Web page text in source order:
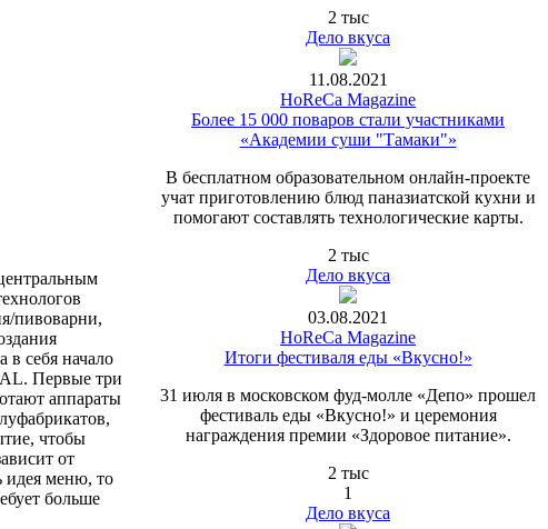
пивоварни,
в себя начало
Первые три
аппараты
чтобы
от
идея меню, то
больше
2 тыс
Дело вкуса
11.08.2021
HoReCa Magazine
Более 15 000 поваров стали участниками
«Академии суши "Тамаки"»
В бесплатном образовательном онлайн-проекте
учат приготовлению блюд паназиатской кухни и
помогают составлять технологические карты.
2 тыс
Дело вкуса
03.08.2021
HoReCa Magazine
Итоги фестиваля еды «Вкусно!»
31 июля в московском фуд-молле «Депо» прошел
фестиваль еды «Вкусно!» и церемония
награждения премии «Здоровое питание».
2 тыс
1
Дело вкуса